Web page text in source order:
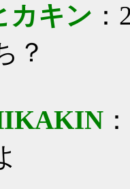
カキン
？